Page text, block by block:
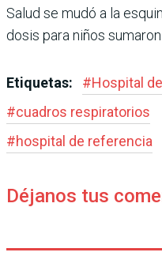
Salud se mudó a la
dosis para niños sumaron
Etiquetas: #Hospital
#cuadros respiratorios
#hospital de referencia
Déjanos tus